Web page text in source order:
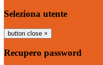
Seleziona utente
button close ×
Recupero password